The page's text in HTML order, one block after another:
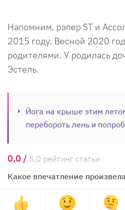
Напомним, рэпер ST и
2015 году. Весной 2020
родителями. У родилась
Эстель.
Йога на крыше этим
перебороть лень и
0,0 / 5,0 рейтинг статьи
Какое впечатление